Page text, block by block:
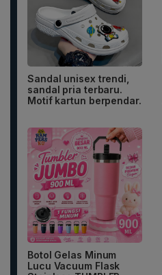
Sandal unisex trendi,
sandal pria terbaru.
Motif kartun berpendar.
Botol Gelas Minum
Lucu Vacuum Flask